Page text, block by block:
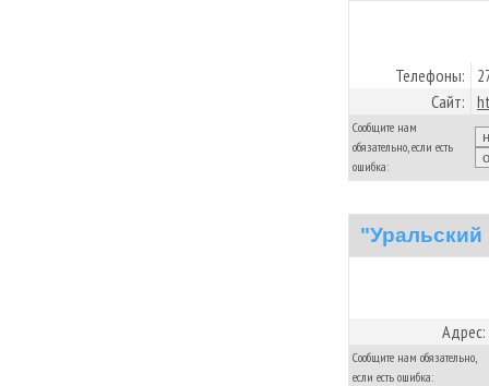
Телефоны:
Сайт:
Сообщите нам
обязательно, если есть
ошибка:
"Уральский
Адрес:
Сообщите нам обязательно,
если есть ошибка: